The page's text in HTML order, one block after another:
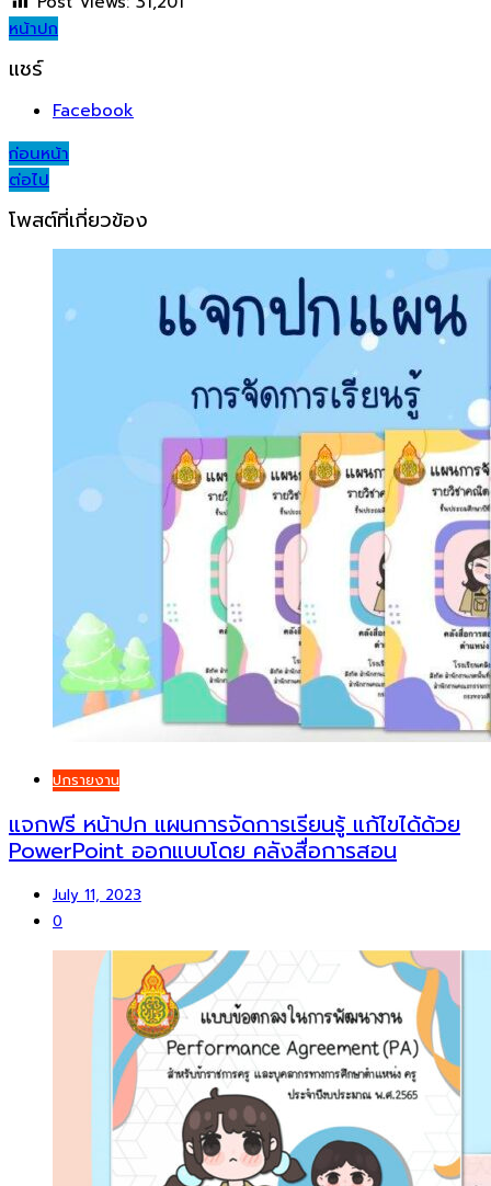
หน้าปก
แชร์
Facebook
Post
navigation
ก่อนหน้า
ต่อไป
โพสต์ที่เกี่ยวข้อง
ปกรายงาน
แจกฟรี หน้าปก แผนการจัดการเรียนรู้ แก้ไขได้ด้วย
PowerPoint ออกแบบโดย คลังสื่อการสอน
July 11, 2023
0